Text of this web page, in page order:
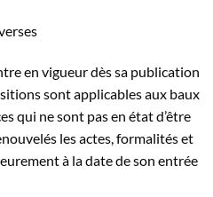
en vigueur dès sa publication
sont applicables aux baux
qui ne sont pas en état d’être
les actes, formalités et
à la date de son entrée